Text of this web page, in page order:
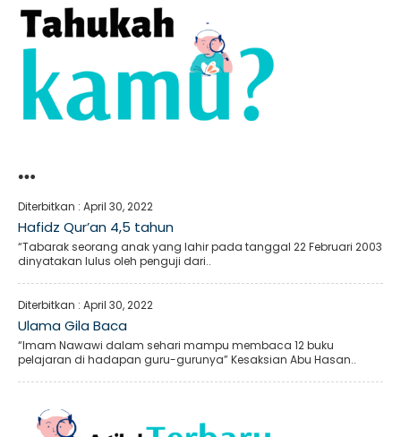
…
Diterbitkan : April 30, 2022
Hafidz Qur’an 4,5 tahun
“Tabarak seorang anak yang lahir pada tanggal 22 Februari 2003
dinyatakan lulus oleh penguji dari..
Diterbitkan : April 30, 2022
Ulama Gila Baca
“Imam Nawawi dalam sehari mampu membaca 12 buku
pelajaran di hadapan guru-gurunya” Kesaksian Abu Hasan..